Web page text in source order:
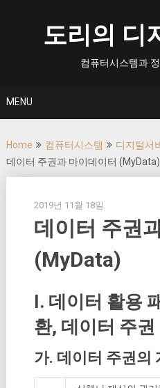
도리의 디
컴퓨터시스템과
MENU
Home 컴퓨터시스템
디지털서
데이터 주권과 마이데이터 (MyData)
2019년 11월 18일
데이터 주권
(MyData)
I. 데이터 활용
환, 데이터 주권
가. 데이터 주권의